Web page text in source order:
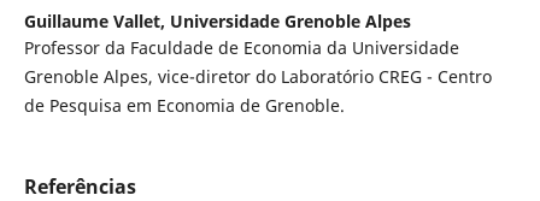
Guillaume Vallet, Universidade Grenoble Alpes
Professor da Faculdade de Economia da Universidade
Grenoble Alpes, vice-diretor do Laboratório CREG - Centro
de Pesquisa em Economia de Grenoble.
Referências